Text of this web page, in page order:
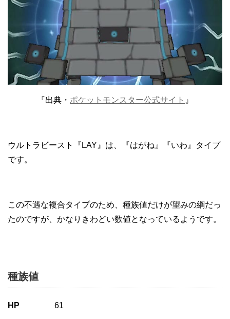
『出典・ ポケットモンスター公式サイト 』
ウルトラビースト『LAY』は、『はがね』『いわ』タイプ
です。
この不遇な複合タイプのため、種族値だけが望みの綱だっ
たのですが、かなりきわどい数値となっているようです。
種族値
HP 61